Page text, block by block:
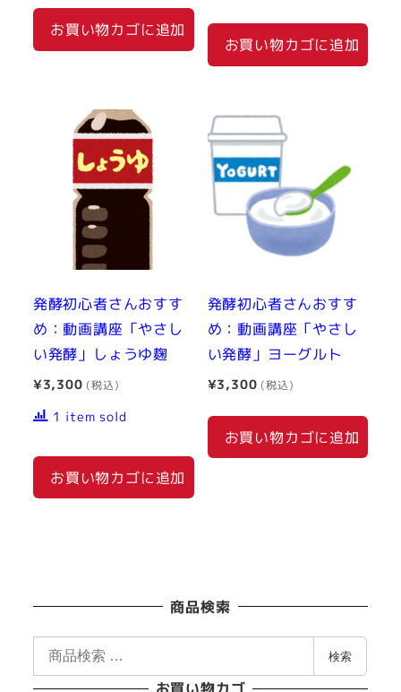
お買い物カゴに追加
お買い物カゴに追加
発酵初心者さんおすす
め：動画講座「やさし
い発酵」しょうゆ麹
¥3,300
1 item sold
お買い物カゴに追加
発酵初心者さんおすす
め：動画講座「やさし
い発酵」ヨーグルト
¥3,300
お買い物カゴに追加
商品検索
検索